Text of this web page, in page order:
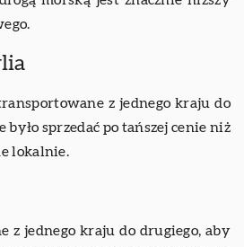
z jednego kraju do
było sprzedać po tańszej cenie niż
lokalnie.
z jednego kraju do drugiego, aby